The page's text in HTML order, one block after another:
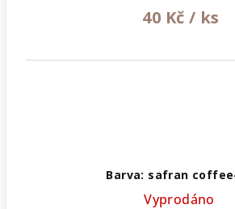
40 Kč / ks
Barva: safran
Vyprodáno